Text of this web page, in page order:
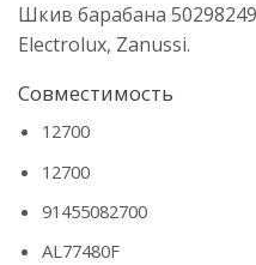
Шкив барабана
Electrolux, Zanussi.
Совместимость
12700
12700
91455082700
AL77480F